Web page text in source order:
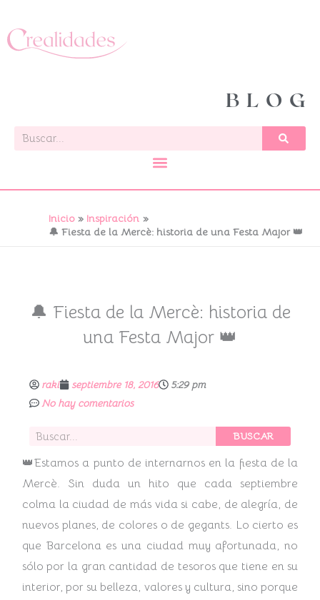
al
contenido
BLOG
Buscar
Inicio
Inspiración
🔔 Fiesta de la Mercè: historia de una Festa Major 👑
🔔 Fiesta de la Mercè: historia de
una Festa Major 👑
raki septiembre 18, 2016
5:29 pm
No hay comentarios
Buscar BUSCAR
👑Estamos a punto de internarnos en la fiesta de la
Mercè. Sin duda un hito que cada septiembre
colma la ciudad de más vida si cabe, de alegría, de
nuevos planes, de colores o de gegants. Lo cierto es
que Barcelona es una ciudad muy afortunada, no
sólo por la gran cantidad de tesoros que tiene en su
interior, por su belleza, valores y cultura, sino porque